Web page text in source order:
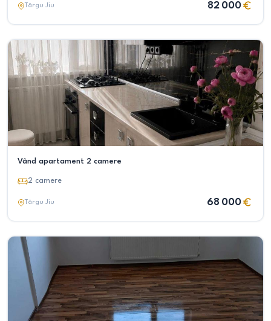
Târgu Jiu 82 000
Vând apartament 2 camere
2 camere
Târgu Jiu 68 000